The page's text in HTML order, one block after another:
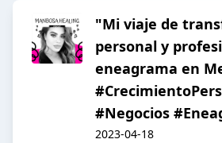
"Mi viaje de
personal y
eneagrama en
#Negocios
2023-04-18